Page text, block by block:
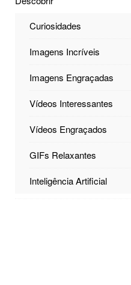
Curiosidades
Imagens Incríveis
Imagens Engraçadas
Vídeos Interessantes
Vídeos Engraçados
GIFs Relaxantes
Inteligência Artificial